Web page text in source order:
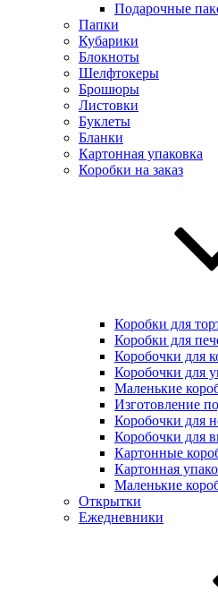
Подарочные
Папки
Кубарики
Блокноты
Шелфтокеры
Брошюры
Листовки
Буклеты
Бланки
Картонная упаковка
Коробки на заказ
Коробки для
Коробки для
Коробочки для
Коробочки для
Маленькие
Изготовление
Коробочки для
Коробочки для
Картонные
Картонная
Маленькие
Открытки
Ежедневники